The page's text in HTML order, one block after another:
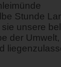
Stunde
unsere
der